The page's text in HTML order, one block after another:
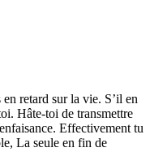
retard sur la vie. S’il en
Hâte-toi de transmettre
Effectivement tu
La seule en fin de